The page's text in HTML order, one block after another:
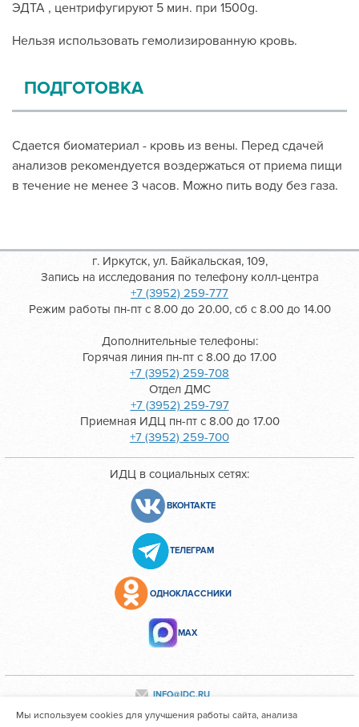
ЭДТА , центрифугируют 5 мин. при 1500g.
Нельзя использовать гемолизированную кровь.
ПОДГОТОВКА
Сдается биоматериал - кровь из вены. Перед сдачей
анализов рекомендуется воздержаться от приема пищи
в течение не менее 3 часов. Можно пить воду без газа.
г. Иркутск, ул. Байкальская, 109,
Запись на исследования по телефону колл-центра
+7 (3952) 259-777
Режим работы пн-пт с 8.00 до 20.00, сб с 8.00 до 14.00
Дополнительные телефоны:
Горячая линия пн-пт с 8.00 до 17.00
+7 (3952) 259-708
Отдел ДМС
+7 (3952) 259-797
Приемная ИДЦ пн-пт с 8.00 до 17.00
+7 (3952) 259-700
ИДЦ в социальных сетях:
ВКОНТАКТЕ
ТЕЛЕГРАМ
ОДНОКЛАССНИКИ
МАХ
INFO@IDC.RU
Мы используем cookies для улучшения работы сайта, анализа